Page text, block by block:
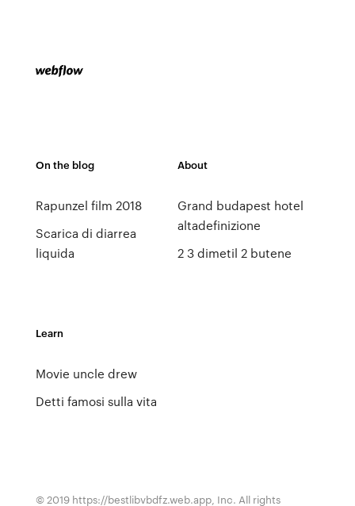
On the blog
Rapunzel film 2018
Scarica di diarrea
liquida
About
Grand budapest hotel
altadefinizione
2 3 dimetil 2 butene
Learn
Movie uncle drew
Detti famosi sulla vita
© 2019 https://bestlibvbdfz.web.app, Inc. All rights